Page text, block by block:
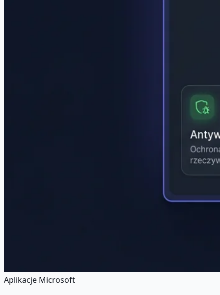
Aplikacje Microsoft